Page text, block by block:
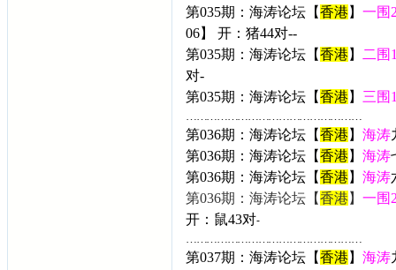
第035期：海涛论坛【香港 】 一围
06】 开：猪44对--
第035期：海涛论坛【香港 】
二围
对-
第035期：海涛论坛【香港 】 三围
……………………………………………
第036期：海涛论坛【香港 】 海涛
第036期：海涛论坛【香港 】 海涛
第036期：海涛论坛【香港 】 海涛
第036期：海涛论坛【香港 】 一围
开： 鼠43对-
……………………………………………
第037期：海涛论坛【香港 】 海涛